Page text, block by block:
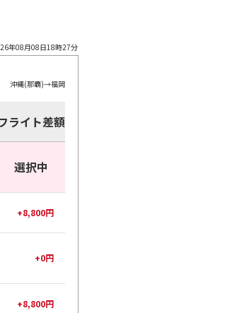
年08月08日18時27分
沖縄(那覇)→福岡
ライト差額
選択中
+8,800円
+0円
+8,800円